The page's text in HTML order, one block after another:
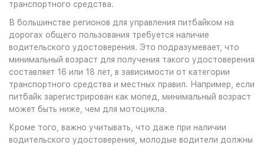
транспортного средства.
В большинстве регионов для управления питбайком на
дорогах общего пользования требуется наличие
водительского удостоверения. Это подразумевает, что
минимальный возраст для получения такого удостоверения
составляет 16 или 18 лет, в зависимости от категории
транспортного средства и местных правил. Например, если
питбайк зарегистрирован как мопед, минимальный возраст
может быть ниже, чем для мотоцикла.
Кроме того, важно учитывать, что даже при наличии
водительского удостоверения, молодые водители должны